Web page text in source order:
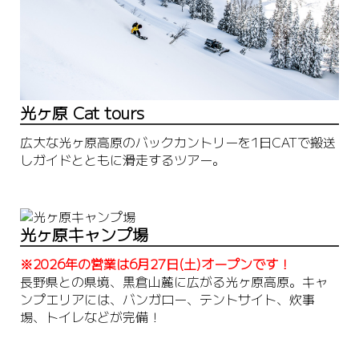
光ヶ原 Cat tours
広大な光ヶ原高原のバックカントリーを1日CATで搬送
しガイドとともに滑走するツアー。
光ヶ原キャンプ場
※2026年の営業は6月27日(土)オープンです！
長野県との県境、黒倉山麓に広がる光ヶ原高原。キャ
ンプエリアには、バンガロー、テントサイト、炊事
場、トイレなどが完備！